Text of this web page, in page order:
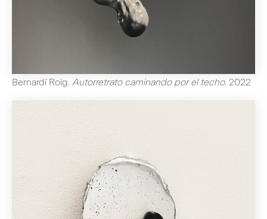
Bernardí Roig. Autorretrato caminando por el techo. 2022